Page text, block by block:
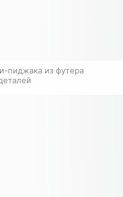
пиджака из футера